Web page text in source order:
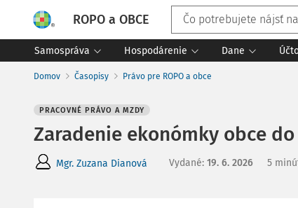
ROPO a OBCE
Samospráva Hospodárenie Dane
Domov Časopisy Právo pre ROPO a obce
PRACOVNÉ PRÁVO A MZDY
Zaradenie ekonómky obce
Mgr. Zuzana Dianová Vydané: 19. 6. 2026 5